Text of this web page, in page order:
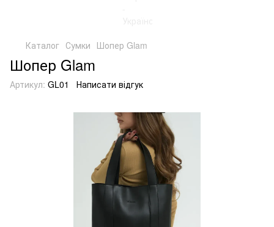
Каталог Сумки Шопер Glam
Шопер Glam
Артикул: GL01 Написати відгук